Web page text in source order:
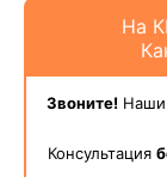
На
Звоните!Наши
Консультация